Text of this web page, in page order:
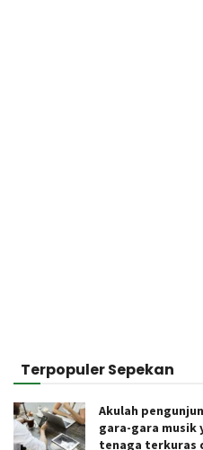
Terpopuler Sepekan
Akulah
gara-gara musik
tenaga terkuras